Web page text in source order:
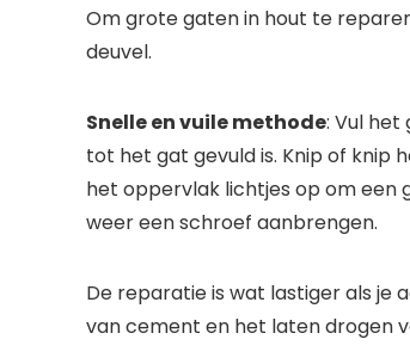
Om grote gaten in hout te
deuvel.
Snelle en vuile methode: Vul
tot het gat gevuld is. Knip of
het oppervlak lichtjes op om een
weer een schroef aanbrengen.
De reparatie is wat lastiger als je
van cement en het laten drogen